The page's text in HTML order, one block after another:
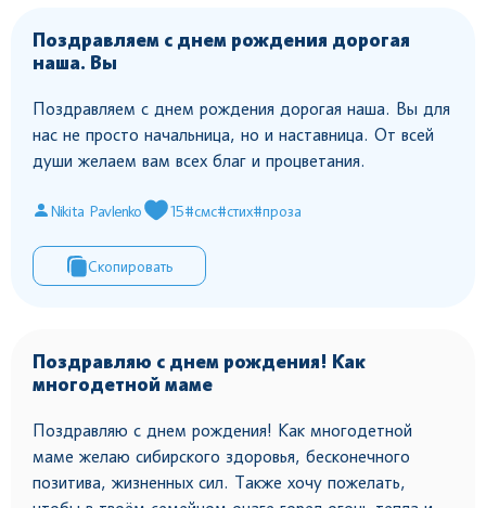
Поздравляем с днем рождения дорогая
наша. Вы
Поздравляем с днем рождения дорогая наша. Вы для
нас не просто начальница, но и наставница. От всей
души желаем вам всех благ и процветания.
Nikita Pavlenko 15#смс#стих#проза
Скопировать
Поздравляю с днем рождения! Как
многодетной маме
Поздравляю с днем рождения! Как многодетной
маме желаю сибирского здоровья, бесконечного
позитива, жизненных сил. Также хочу пожелать,